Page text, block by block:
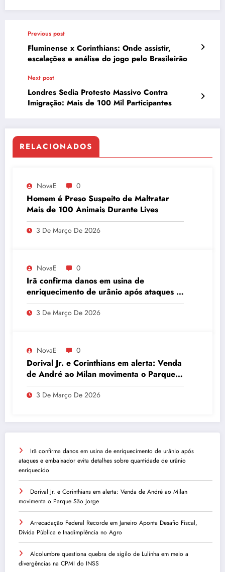
Previous post
Fluminense x Corinthians: Onde assistir,
escalações e análise do jogo pelo Brasileirão
Next post
Londres Sedia Protesto Massivo Contra
Imigração: Mais de 100 Mil Participantes
RELACIONADOS
NovaE 0
Homem é Preso Suspeito de Maltratar
Mais de 100 Animais Durante Lives
3 De Março De 2026
NovaE 0
Irã confirma danos em usina de
enriquecimento de urânio após ataques e
embaixador evita detalhes sobre
quantidade de urânio enriquecido
3 De Março De 2026
NovaE 0
Dorival Jr. e Corinthians em alerta: Venda
de André ao Milan movimenta o Parque
São Jorge
3 De Março De 2026
Irã confirma danos em usina de enriquecimento de urânio após
ataques e embaixador evita detalhes sobre quantidade de urânio
enriquecido
Dorival Jr. e Corinthians em alerta: Venda de André ao Milan
movimenta o Parque São Jorge
Arrecadação Federal Recorde em Janeiro Aponta Desafio Fiscal,
Dívida Pública e Inadimplência no Agro
Alcolumbre questiona quebra de sigilo de Lulinha em meio a
divergências na CPMI do INSS